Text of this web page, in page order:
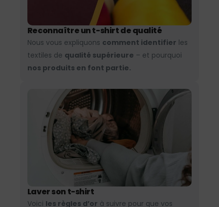
Reconnaître un t-shirt de qualité
Nous vous expliquons comment identifier les
textiles de qualité supérieure – et pourquoi
nos produits en font partie.
Laver son t-shirt
Voici les règles d’or à suivre pour que vos